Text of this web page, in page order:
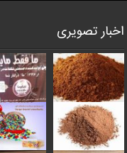
اخبار تصویری